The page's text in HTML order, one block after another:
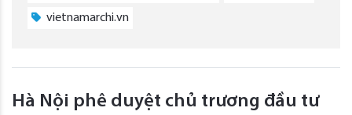
vietnamarchi.vn
Hà Nội phê duyệt chủ trương đầu tư